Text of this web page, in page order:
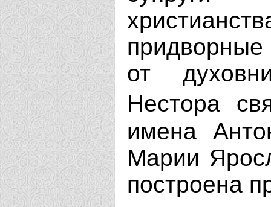
от
Нестора
имена
Марии
построена